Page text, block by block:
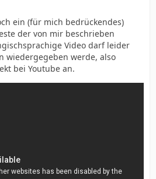
ein (für mich bedrückendes)
der von mir beschrieben
Video darf leider
wiedergegeben werde, also
bei Youtube an.